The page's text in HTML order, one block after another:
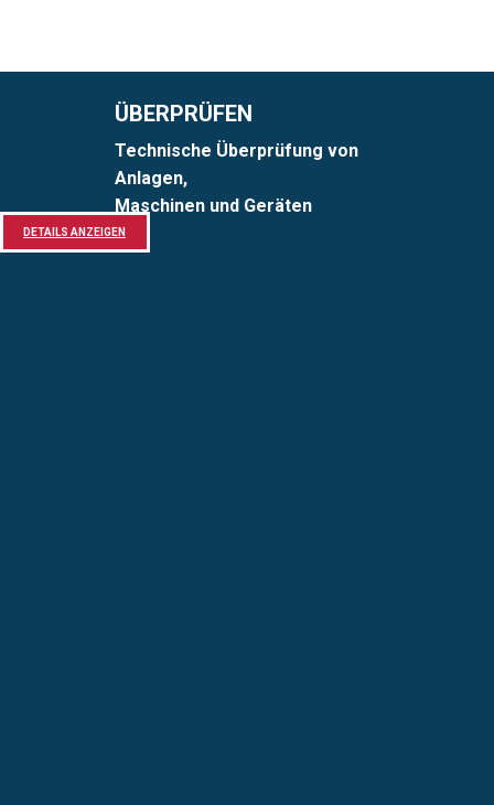
ÜBERPRÜFEN
Technische Überprüfung von
Anlagen,
Maschinen und Geräten
DETAILS ANZEIGEN